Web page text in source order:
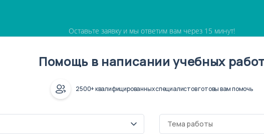
Оставьте заявку и мы ответим вам через 15 минут!
Помощь в написании учебных
2500+ квалифицированных специалистов готовы вам помочь